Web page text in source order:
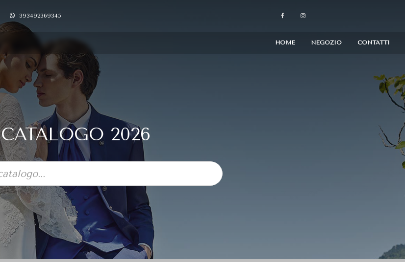
393492369345
HOME NEGOZIO CONTATTI
CATALOGO 2026